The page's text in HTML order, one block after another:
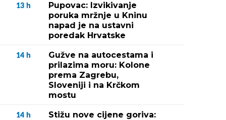
13 h
Pupovac: Izvikivanje
poruka mržnje u Kninu
napad je na ustavni
poredak Hrvatske
14 h
Gužve na autocestama i
prilazima moru: Kolone
prema Zagrebu,
Sloveniji i na Krčkom
mostu
14 h
Stižu nove cijene goriva: